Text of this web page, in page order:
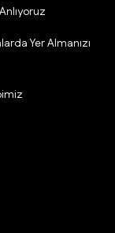
Yer Almanızı